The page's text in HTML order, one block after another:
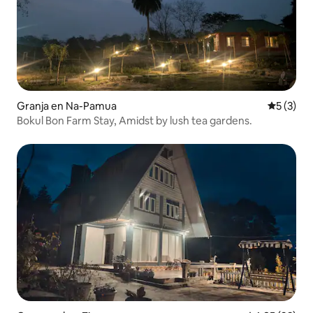
Granja en Na-Pamua
5 (3)
Bokul Bon Farm Stay, Amidst by lush tea gardens.